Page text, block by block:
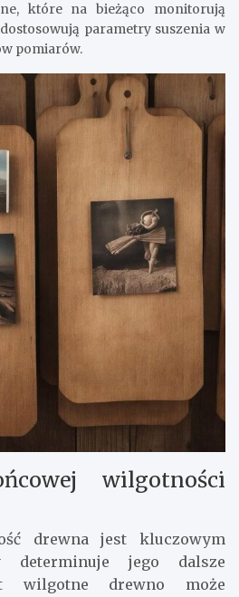
które na bieżąco monitorują
parametry suszenia w
pomiarów.
wilgotności
drewna jest kluczowym
determinuje jego dalsze
wilgotne drewno może